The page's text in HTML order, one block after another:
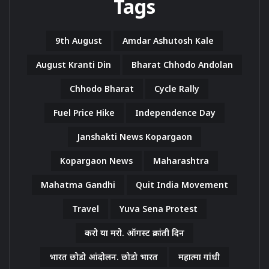
Tags
9th August Amdar Ashutosh Kale
August Kranti Din Bharat Chhodo Andolan
Chhodo Bharat Cycle Rally
Fuel Price Hike Independence Day
Janshakti News Kopargaon
Kopargaon News Maharashtra
Mahatma Gandhi Quit India Movement
Travel Yuva Sena Protest
करो या मरो. ऑगस्ट क्रांती दिन
भारत छोडो आंदोलन. छोडो भारत महात्मा गांधी